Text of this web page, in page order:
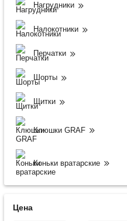
Нагрудники
Налокотники
Перчатки
Шорты
Щитки
Клюшки GRAF
Коньки вратарские
Цена